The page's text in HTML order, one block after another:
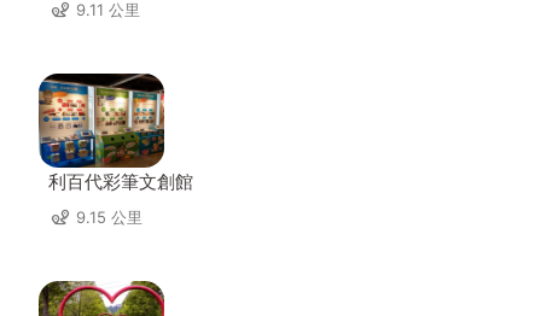
9.11 公里
利百代彩筆文創館
9.15 公里